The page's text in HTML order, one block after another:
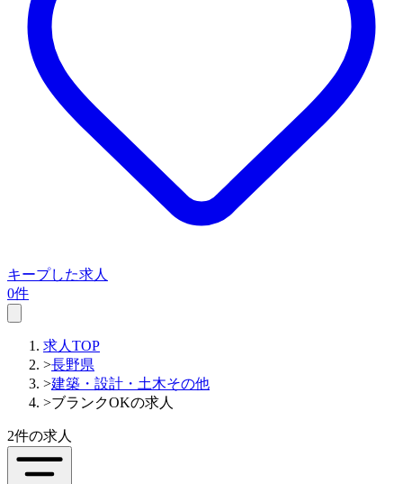
キープした求人
0件
求人TOP
>長野県
>建築・設計・土木その他
>ブランクOKの求人
2件の求人